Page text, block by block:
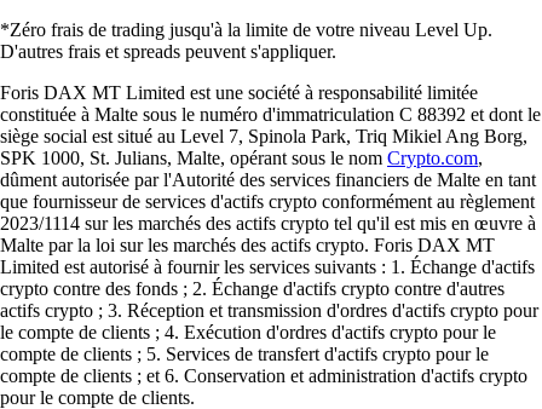
*Zéro frais de trading jusqu'à la limite de votre niveau Level Up.
D'autres frais et spreads peuvent s'appliquer.
Foris DAX MT Limited est une société à responsabilité limitée
constituée à Malte sous le numéro d'immatriculation C 88392 et dont le
siège social est situé au Level 7, Spinola Park, Triq Mikiel Ang Borg,
SPK 1000, St. Julians, Malte, opérant sous le nom Crypto.com,
dûment autorisée par l'Autorité des services financiers de Malte en tant
que fournisseur de services d'actifs crypto conformément au règlement
2023/1114 sur les marchés des actifs crypto tel qu'il est mis en œuvre à
Malte par la loi sur les marchés des actifs crypto. Foris DAX MT
Limited est autorisé à fournir les services suivants : 1. Échange d'actifs
crypto contre des fonds ; 2. Échange d'actifs crypto contre d'autres
actifs crypto ; 3. Réception et transmission d'ordres d'actifs crypto pour
le compte de clients ; 4. Exécution d'ordres d'actifs crypto pour le
compte de clients ; 5. Services de transfert d'actifs crypto pour le
compte de clients ; et 6. Conservation et administration d'actifs crypto
pour le compte de clients.